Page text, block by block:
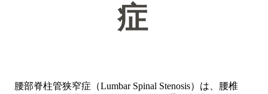
症
腰部脊柱管狭窄症（Lumbar Spinal Stenosis）は、腰椎